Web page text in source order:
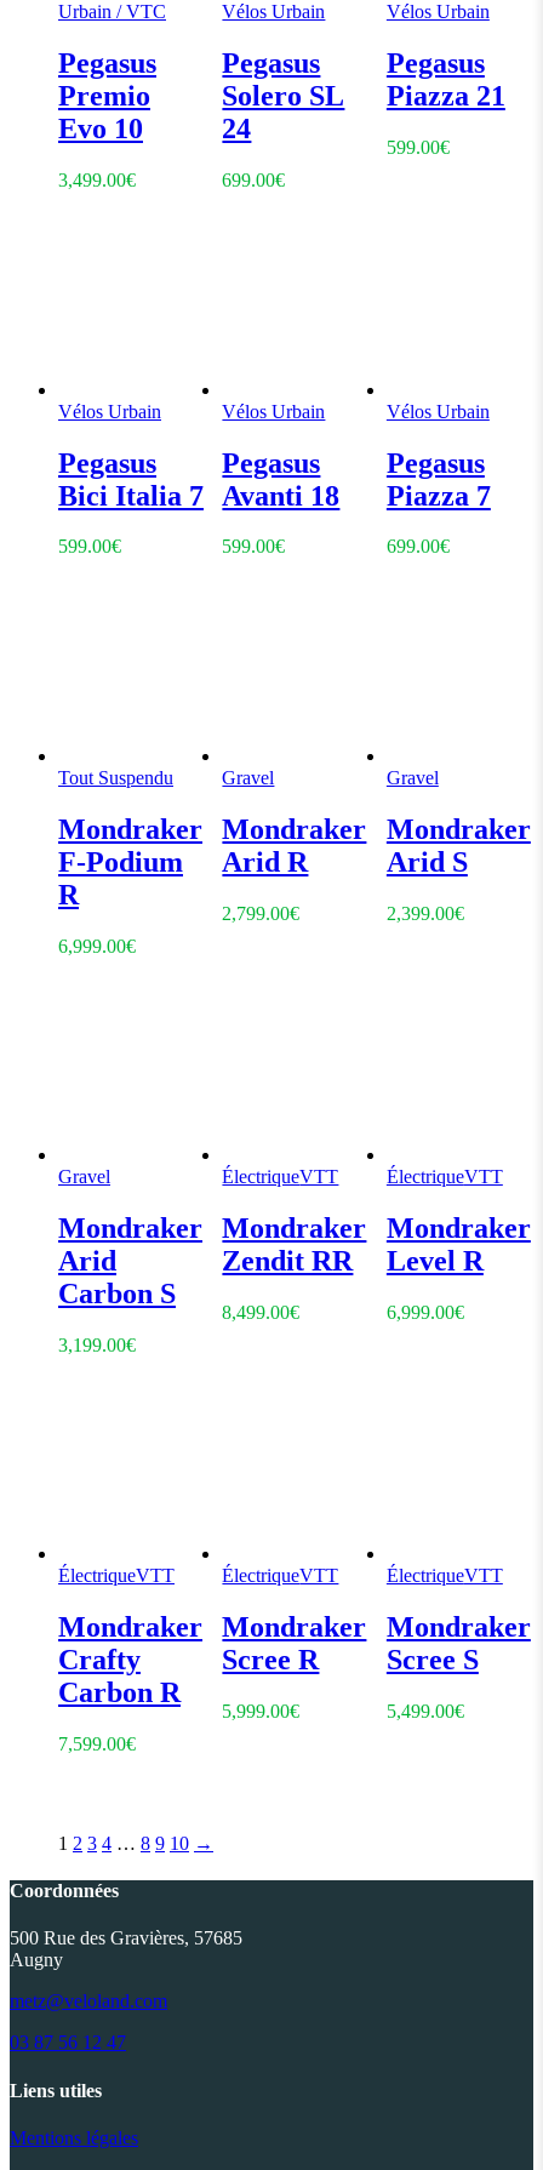
Urbain / VTC
Pegasus
Premio
Evo 10
3,499.00€
Vélos Urbain
Pegasus
Solero SL
24
699.00€
Vélos Urbain
Pegasus
Piazza 21
599.00€
Vélos Urbain
Pegasus
Bici Italia 7
599.00€
Vélos Urbain
Pegasus
Avanti 18
599.00€
Vélos Urbain
Pegasus
Piazza 7
699.00€
Tout Suspendu
Mondraker
F-Podium
R
6,999.00€
Gravel
Mondraker
Arid R
2,799.00€
Gravel
Mondraker
Arid S
2,399.00€
Gravel
Mondraker
Arid
Carbon S
3,199.00€
ÉlectriqueVTT
Mondraker
Zendit RR
8,499.00€
ÉlectriqueVTT
Mondraker
Level R
6,999.00€
ÉlectriqueVTT
Mondraker
Crafty
Carbon R
7,599.00€
ÉlectriqueVTT
Mondraker
Scree R
5,999.00€
ÉlectriqueVTT
Mondraker
Scree S
5,499.00€
1 2 3 4 … 8 9 10 →
Coordonnées
500 Rue des Gravières, 57685
Augny
metz@veloland.com
03 87 56 12 47
Liens utiles
Mentions légales